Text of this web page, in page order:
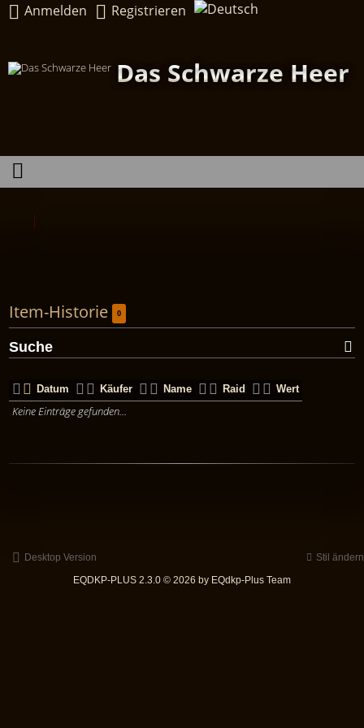
Anmelden Registrieren
Das Schwarze Heer
Item-Historie 0
Suche
Datum Käufer Name Raid Wert
Keine Einträge gefunden...
Desktop Version
Stil ändern
EQDKP-PLUS 2.3.0 © 2026 by EQdkp-Plus Team